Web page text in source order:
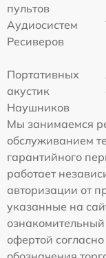
пультов
Аудиосистем
Ресиверов
Портативных
акустик
Наушников
Мы занимаемся
обслуживанием
гарантийного
работает
авторизации от
указанные на
офертой